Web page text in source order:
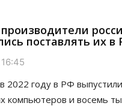
поставлять их в
2022 году в РФ
компьютеров и восемь